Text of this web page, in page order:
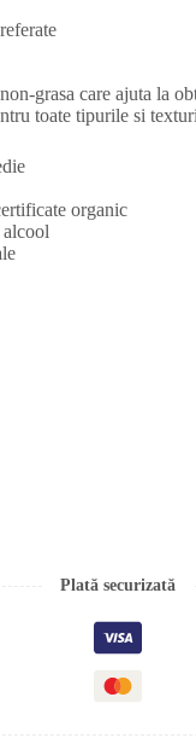
grasa care ajuta la
toate tipurile si
organic
Plată securizată